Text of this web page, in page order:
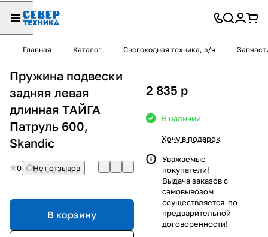
Главная Каталог Снегоходная техника, з/ч
Пружина подвески
задняя левая
длинная ТАЙГА
Патруль 600,
Skandic
0 Нет отзывов
В корзину
2 835 p
В наличии
Хочу в подарок
Уважаемые
покупатели!
Выдача заказов с
самовывозом
осуществляется по
предварительной
договоренности!